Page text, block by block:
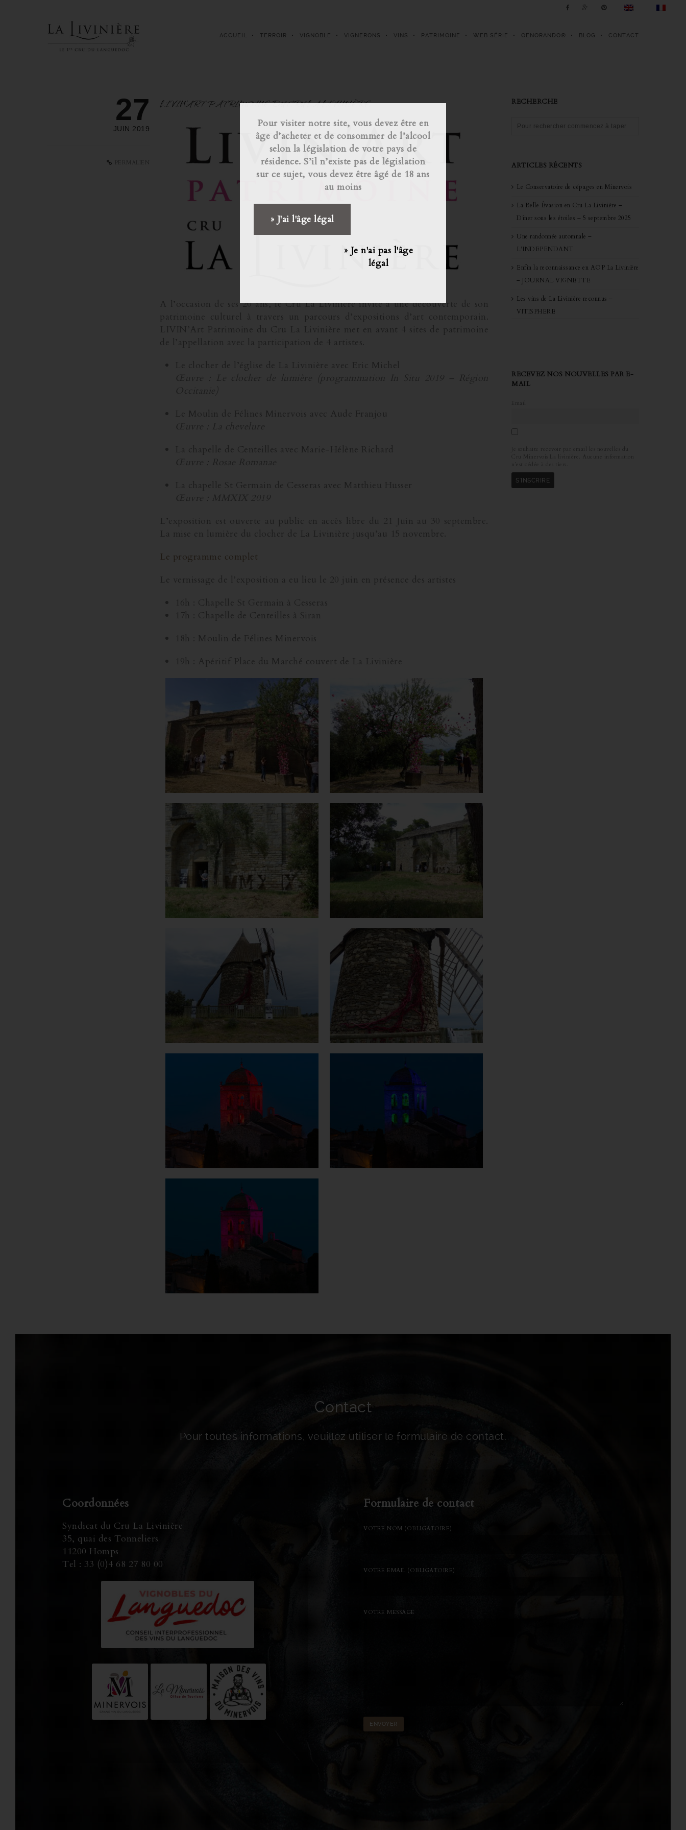
Pour visiter notre site, vous devez être en
âge d’acheter et de consommer de l’alcool
selon la législation de votre pays de
résidence. S’il n’existe pas de législation
sur ce sujet, vous devez être âgé de 18 ans
au moins
» J'ai l'âge légal
» Je n'ai pas l'âge
légal
ACCUEIL TERROIR VIGNOBLE VIGNERONS VINS PATRIMOINE WEB SÉRIE OENORANDO® BLOG CONTACT
27
JUIN 2019
PERMALIEN
LIVIN’ART PATRIMOINE DU CRU LA LIVINIÈRE
A l’occasion de ses 20 ans, le Cru La Livinière invite à une découverte de son
patrimoine culturel à travers un parcours d’expositions d’art contemporain.
LIVIN’Art Patrimoine du Cru La Livinière met en avant 4 sites de patrimoine
de l’appellation avec la participation de 4 artistes.
Le clocher de l’église de La Livinière avec Eric Michel
Œuvre : Le clocher de lumière (programmation In Situ 2019 – Région
Occitanie)
Le Moulin de Félines Minervois avec Aude Franjou
Œuvre : La chevelure
La chapelle de Centeilles avec Marie-Hélène Richard
Œuvre : Rosae Romanae
La chapelle St Germain de Cesseras avec Matthieu Husser
Œuvre : MMXIX 2019
L’exposition est ouverte au public en accès libre du 21 Juin au 30 septembre.
La mise en lumière du clocher de La Livinière jusqu’au 15 novembre.
Le programme complet
Le vernissage de l’exposition a eu lieu le 20 juin en présence des artistes
16h : Chapelle St Germain à Cesseras
17h : Chapelle de Centeilles à Siran
18h : Moulin de Félines Minervois
19h : Apéritif Place du Marché couvert de La Livinière
RECHERCHE
ARTICLES RÉCENTS
Le Conservatoire de cépages en Minervois
La Belle Évasion en Cru La Livinière –
Dîner sous les étoiles – 5 septembre 2025
Une randonnée automnale –
L’INDEPENDANT
Enfin la reconnaissance en AOP La Livinière
– JOURNAL VIGNETTE
Les vins de La Livinière reconnus –
VITISPHERE
RECEVEZ NOS NOUVELLES PAR E-
MAIL
Email
Je souhaite recevoir par email les nouvelles du
Cru Minervois La livinière. Aucune information
n’est cédée à des tiers.
Contact
Pour toutes informations, veuillez utiliser le formulaire de contact.
Coordonnées
Syndicat du Cru La Livinière
35, quai des Tonneliers
11200 Homps
Tel : 33 (0)4 68 27 80 00
Formulaire de contact
VOTRE NOM (OBLIGATOIRE)
VOTRE EMAIL (OBLIGATOIRE)
VOTRE MESSAGE